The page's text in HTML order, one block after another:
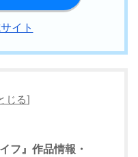
イト
じる]
フ』作品情報・